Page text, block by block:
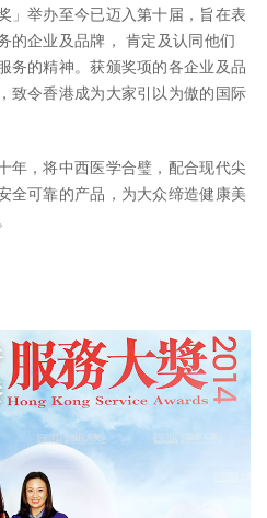
」举办至今已迈入第十届，旨在表
的企业及品牌， 肯定及认同他们
务的精神。获颁奖项的各企业及品
致令香港成为大家引以为傲的国际
年，将中西医学合璧，配合现代尖
全可靠的产品，为大众缔造健康美